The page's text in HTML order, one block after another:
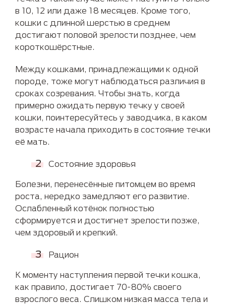
в 10, 12 или даже 18 месяцев. Кроме того,
кошки с длинной шерстью в среднем
достигают половой зрелости позднее, чем
короткошёрстные.
Между кошками, принадлежащими к одной
породе, тоже могут наблюдаться различия в
сроках созревания. Чтобы знать, когда
примерно ожидать первую течку у своей
кошки, поинтересуйтесь у заводчика, в каком
возрасте начала приходить в состояние течки
её мать.
Состояние здоровья
Болезни, перенесённые питомцем во время
роста, нередко замедляют его развитие.
Ослабленный котёнок полностью
сформируется и достигнет зрелости позже,
чем здоровый и крепкий.
Рацион
К моменту наступления первой течки кошка,
как правило, достигает 70-80% своего
взрослого веса. Слишком низкая масса тела и